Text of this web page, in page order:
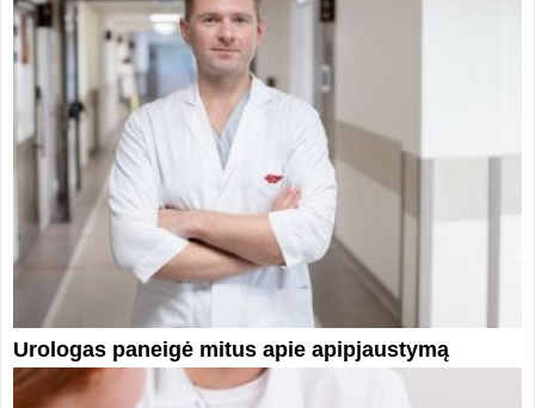
Urologas paneigė mitus apie apipjaustymą